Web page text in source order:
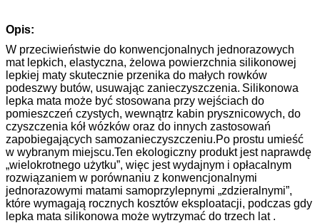
Opis:
W przeciwieństwie do konwencjonalnych jednorazowych
mat lepkich, elastyczna, żelowa powierzchnia silikonowej
lepkiej maty skutecznie przenika do małych rowków
podeszwy butów, usuwając zanieczyszczenia. Silikonowa
lepka mata może być stosowana przy wejściach do
pomieszczeń czystych, wewnątrz kabin prysznicowych, do
czyszczenia kół wózków oraz do innych zastosowań
zapobiegających samozanieczyszczeniu.Po prostu umieść
w wybranym miejscu.Ten ekologiczny produkt jest naprawdę
„wielokrotnego użytku”, więc jest wydajnym i opłacalnym
rozwiązaniem w porównaniu z konwencjonalnymi
jednorazowymi matami samoprzylepnymi „zdzieralnymi”,
które wymagają rocznych kosztów eksploatacji, podczas gdy
lepka mata silikonowa może wytrzymać do trzech lat .